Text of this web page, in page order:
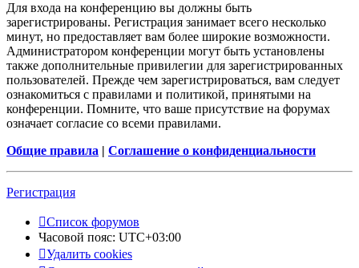
Для входа на конференцию вы должны быть
зарегистрированы. Регистрация занимает всего несколько
минут, но предоставляет вам более широкие возможности.
Администратором конференции могут быть установлены
также дополнительные привилегии для зарегистрированных
пользователей. Прежде чем зарегистрироваться, вам следует
ознакомиться с правилами и политикой, принятыми на
конференции. Помните, что ваше присутствие на форумах
означает согласие со всеми правилами.
Общие правила | Соглашение о конфиденциальности
Регистрация
Список форумов
Часовой пояс: UTC+03:00
Удалить cookies